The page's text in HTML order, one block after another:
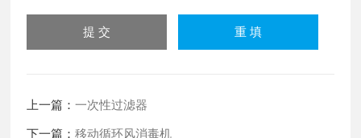
上一篇：一次性过滤器
下一篇：移动循环风消毒机